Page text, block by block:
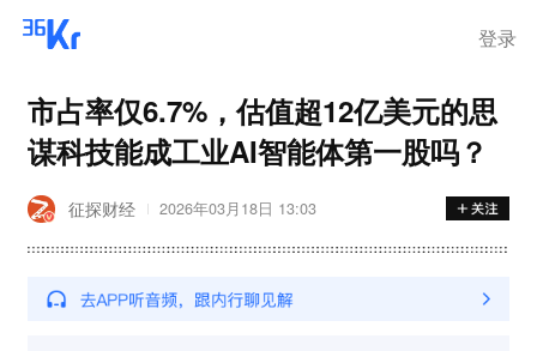
登录
市占率仅6.7%，估值超12亿美元的思
谋科技能成工业AI智能体第一股吗？
征探财经 2026年03月18日 13:03